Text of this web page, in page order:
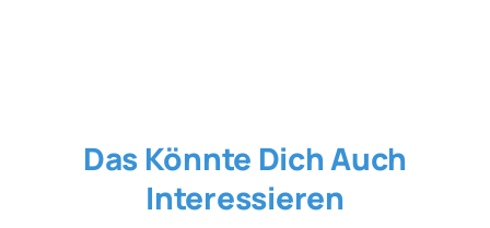
Das Könnte Dich Auch
Interessieren